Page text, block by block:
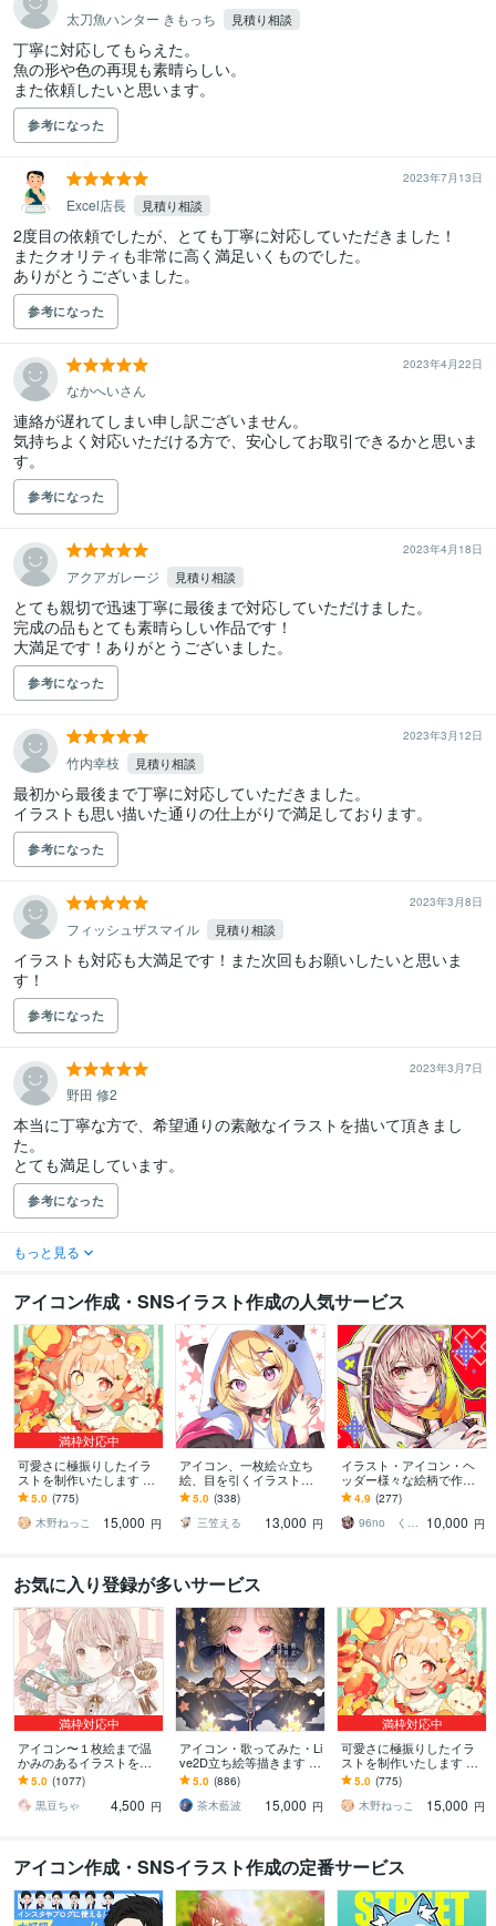
太刀魚ハンター きもっち 見積り相談
丁寧に対応してもらえた。
魚の形や色の再現も素晴らしい。
また依頼したいと思います。
参考になった
2023年7月13日
Excel店長 見積り相談
2度目の依頼でしたが、とても丁寧に対応していただきました！
またクオリティも非常に高く満足いくものでした。
ありがとうございました。
参考になった
2023年4月22日
なかへいさん
連絡が遅れてしまい申し訳ございません。
気持ちよく対応いただける方で、安心してお取引できるかと思いま
す。
参考になった
2023年4月18日
アクアガレージ 見積り相談
とても親切で迅速丁寧に最後まで対応していただけました。
完成の品もとても素晴らしい作品です！
大満足です！ありがとうございました。
参考になった
2023年3月12日
竹内幸枝 見積り相談
最初から最後まで丁寧に対応していただきました。
イラストも思い描いた通りの仕上がりで満足しております。
参考になった
2023年3月8日
フィッシュザスマイル 見積り相談
イラストも対応も大満足です！また次回もお願いしたいと思いま
す！
参考になった
2023年3月7日
野田 修2
本当に丁寧な方で、希望通りの素敵なイラストを描いて頂きまし
た。
とても満足しています。
参考になった
もっと見る
アイコン作成・SNSイラスト作成の人気サービス
満枠対応中
可愛さに極振りしたイラ
ストを制作いたします ★
商用利用＆二次利用込
み！ミニキャラは小物２
点まで無料！★
5.0 (775)
木野ねっこ
15,000 円
アイコン、一枚絵☆立ち
絵、目を引くイラスト描
きます イリアム、サム
ネ、live2D、YouTube、歌
ってみたも
5.0 (338)
三笠える
13,000 円
イラスト・アイコン・ヘ
ッダー様々な絵柄で作成
します 商用可！似顔絵・
ブログ・インスタ・動画
配信サムネ等用途様々！
4.9 (277)
96no くろの
10,000 円
お気に入り登録が多いサービス
満枠対応中
アイコン〜１枚絵まで温
かみのあるイラストを描
きます ★ココナラ自体が
初めての方も、お気軽に
ご相談ください♪★
5.0 (1077)
黒豆ちゃ
4,500 円
アイコン・歌ってみた・Li
ve2D立ち絵等描きます ち
びキャラや配信用イラス
ト等、幅広く制作してい
ます！
5.0 (886)
茶木藍波
15,000 円
満枠対応中
可愛さに極振りしたイラ
ストを制作いたします ★
商用利用＆二次利用込
み！ミニキャラは小物２
点まで無料！★
5.0 (775)
木野ねっこ
15,000 円
アイコン作成・SNSイラスト作成の定番サービス